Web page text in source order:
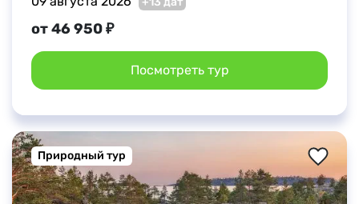
от 46 950 ₽
Посмотреть тур
Природный тур